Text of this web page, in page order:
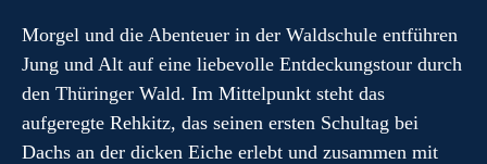
Morgel und die Abenteuer in der Waldschule entführen
Jung und Alt auf eine liebevolle Entdeckungstour durch
den Thüringer Wald. Im Mittelpunkt steht das
aufgeregte Rehkitz, das seinen ersten Schultag bei
Dachs an der dicken Eiche erlebt und zusammen mit